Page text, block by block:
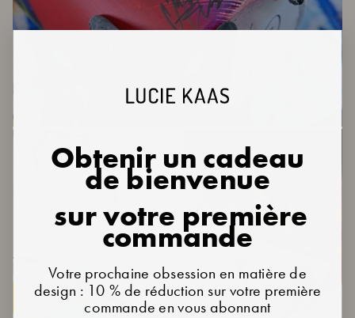
Obtenir un cadeau
de bienvenue
sur votre première
commande
Votre prochaine obsession en matière de
design : 10 % de réduction sur votre première
commande en vous abonnant